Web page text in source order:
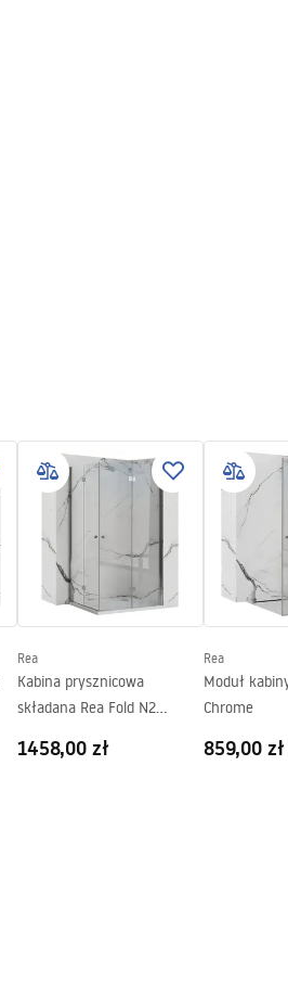
Rea
Kabina prysznicowa
składana Rea Fold N2
1458,00 zł
Rea
Moduł
Chrome
859,00 zł